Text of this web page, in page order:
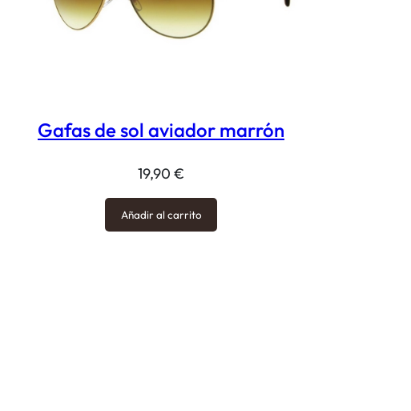
Gafas de sol aviador marrón
19,90 €
Añadir al carrito